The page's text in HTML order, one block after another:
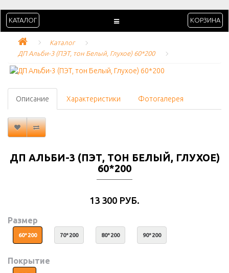
КАТАЛОГ КОРЗИНА
Каталог
ДП Альби-3 (ПЭТ, тон Белый, Глухое) 60*200
Описание Характеристики Фотогалерея
ДП АЛЬБИ-3 (ПЭТ, ТОН БЕЛЫЙ, ГЛУХОЕ)
60*200
13 300 РУБ.
Размер
60*200 70*200 80*200 90*200
Покрытие